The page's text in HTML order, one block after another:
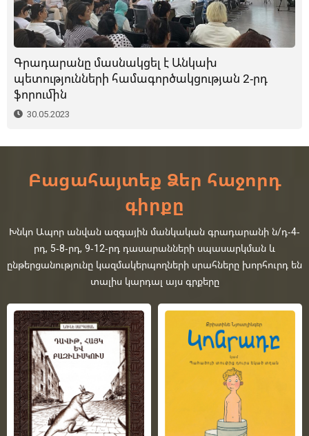
Գրադարանը մասնակցել է Անկախ
պետությունների համագործակցության 2-րդ
ֆորումին
30.05.2023
Բացահայտեք Ձեր հաջորդ
գիրքը
Խնկո Ապոր անվան ազգային մանկական գրադարանի ն/դ-4-
րդ, 5-8-րդ, 9-12-րդ դասարանների սպասարկման և
ընթերցանությունը կազմակերպողների սրահները խորհուրդ են
տալիս կարդալ այս գրքերը